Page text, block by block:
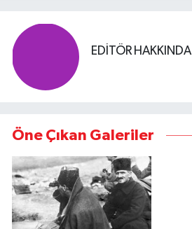
EDITÖR HAKKINDA
Öne Çıkan Galeriler